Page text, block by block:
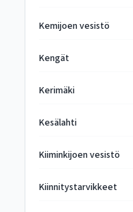
Kemijoen vesistö
Kengät
Kerimäki
Kesälahti
Kiiminkijoen vesistö
Kiinnitystarvikkeet